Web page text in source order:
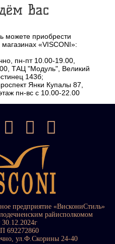
Вас
можете приобрести
«VISCONI»:
пн-пт 10.00-19.00,
ТАЦ "Модуль", Великий
143б;
Янки Купалы 87,
пн-вс с 10.00-22.00
предприятие «ВискониСтиль»
райисполкомом
692272860
ул.Ф.Скорины 24-40